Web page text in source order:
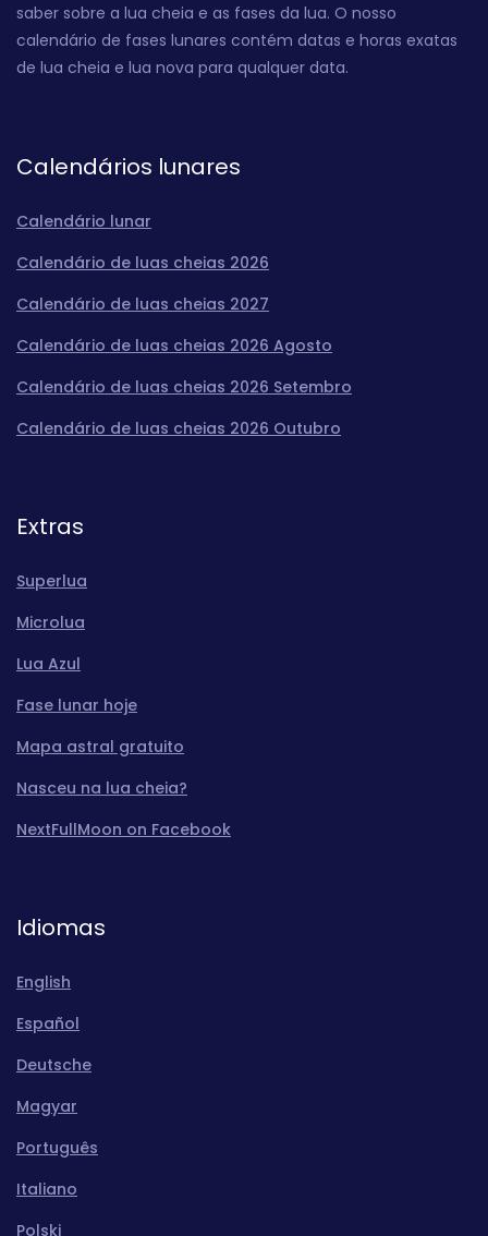
saber sobre a lua cheia e as fases da lua. O nosso
calendário de fases lunares contém datas e horas exatas
de lua cheia e lua nova para qualquer data.
Calendários lunares
Calendário lunar
Calendário de luas cheias 2026
Calendário de luas cheias 2027
Calendário de luas cheias 2026 Agosto
Calendário de luas cheias 2026 Setembro
Calendário de luas cheias 2026 Outubro
Extras
Superlua
Microlua
Lua Azul
Fase lunar hoje
Mapa astral gratuito
Nasceu na lua cheia?
NextFullMoon on Facebook
Idiomas
English
Español
Deutsche
Magyar
Português
Italiano
Polski